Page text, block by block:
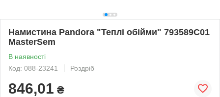
Намистина Pandora "Теплі обійми" 793589C01
MasterSem
В наявності
Код: 088-23241
Роздріб
846,01 ₴